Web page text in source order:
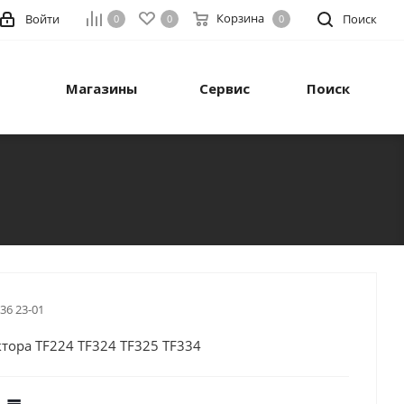
Поиск
0 0 Корзина 0
Войти
Магазины Сервис Поиск
23-01
TF224 TF324 TF325 TF334